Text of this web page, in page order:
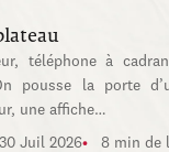
téléphone à
pousse la porte
une affiche…
30 Juil 2026 8 min de